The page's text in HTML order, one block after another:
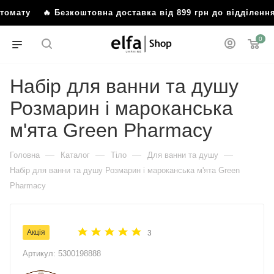
🔥 Безкоштовна доставка від 899 грн до відділення
0
Набір для ванни та душу
Розмарин і мароканська
м'ята Green Pharmacy
Головна — Каталог — Тіло — Для ванни та душу —
Набір для ванни та душу Розмарин і мароканська м'ята Green
Pharmacy
Акція 3
Артикул: 5300198888